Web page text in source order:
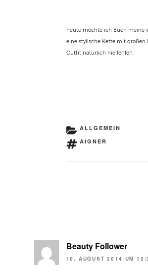
heute möchte ich Euch meine
eine stylische Kette mit großen
Outfit natürlich nie fehlen.
KATEGORIEN
ALLGEMEIN
SCHLAGWÖRTER
AIGNER
Beauty Follower
10. AUGUST 2014 UM